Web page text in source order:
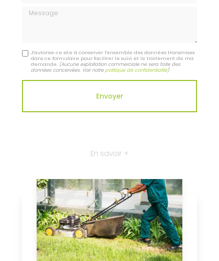
Message
J'autorise ce site à conserver l'ensemble des données transmises
dans ce formulaire pour faciliter le suivi et le traitement de ma
demande. (Aucune exploitation commerciale ne sera faite des
données concervées. Voir notrepolitique de confidentialité)
En savoir +